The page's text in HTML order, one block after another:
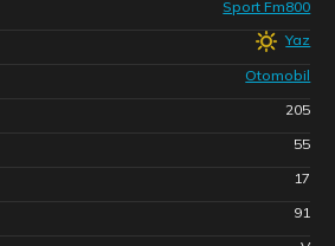
Sport Fm800
Yaz
Otomobil
205
55
17
91